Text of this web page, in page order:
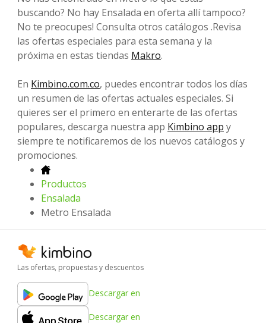
buscando? No hay Ensalada en oferta allí tampoco?
No te preocupes! Consulta otros catálogos .Revisa
las ofertas especiales para esta semana y la
próxima en estas tiendas Makro.
En Kimbino.com.co, puedes encontrar todos los días
un resumen de las ofertas actuales especiales. Si
quieres ser el primero en enterarte de las ofertas
populares, descarga nuestra app Kimbino app y
siempre te notificaremos de los nuevos catálogos y
promociones.
Productos
Ensalada
Metro Ensalada
Las ofertas, propuestas y descuentos
Descargar en
Descargar en